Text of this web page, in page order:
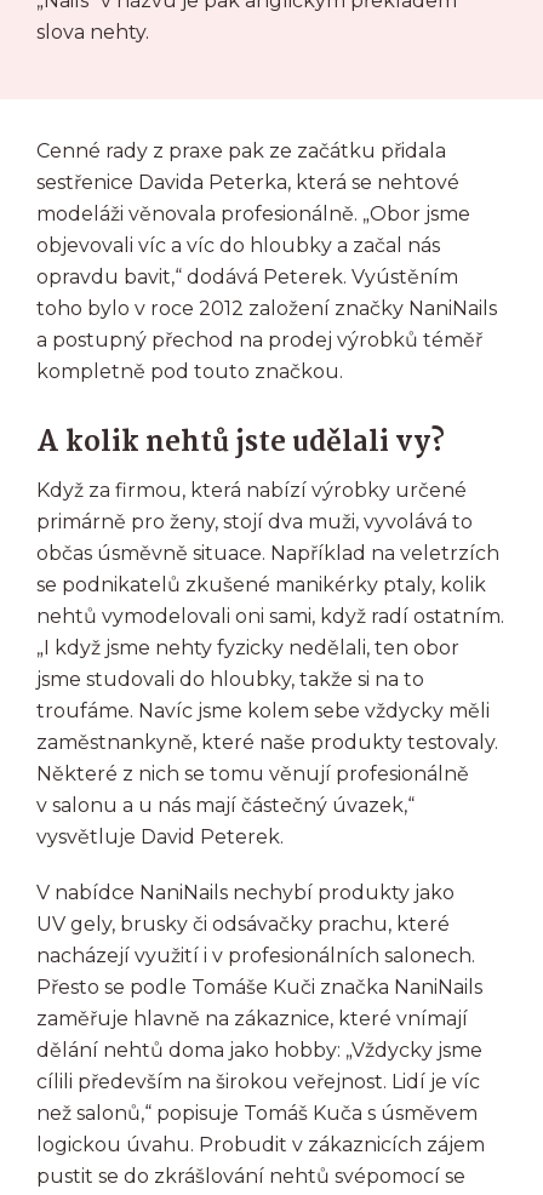
slova nehty.
Cenné rady z praxe pak ze začátku přidala
sestřenice Davida Peterka, která se nehtové
modeláži věnovala profesionálně. „Obor jsme
objevovali víc a víc do hloubky a začal nás
opravdu bavit,“ dodává Peterek. Vyústěním
toho bylo v roce 2012 založení značky NaniNails
a postupný přechod na prodej výrobků téměř
kompletně pod touto značkou.
A kolik nehtů jste udělali vy?
Když za firmou, která nabízí výrobky určené
primárně pro ženy, stojí dva muži, vyvolává to
občas úsměvně situace. Například na veletrzích
se podnikatelů zkušené manikérky ptaly, kolik
nehtů vymodelovali oni sami, když radí ostatním.
„I když jsme nehty fyzicky nedělali, ten obor
jsme studovali do hloubky, takže si na to
troufáme. Navíc jsme kolem sebe vždycky měli
zaměstnankyně, které naše produkty testovaly.
Některé z nich se tomu věnují profesionálně
v salonu a u nás mají částečný úvazek,“
vysvětluje David Peterek.
V nabídce NaniNails nechybí produkty jako
UV gely, brusky či odsávačky prachu, které
nacházejí využití i v profesionálních salonech.
Přesto se podle Tomáše Kuči značka NaniNails
zaměřuje hlavně na zákaznice, které vnímají
dělání nehtů doma jako hobby: „Vždycky jsme
cílili především na širokou veřejnost. Lidí je víc
než salonů,“ popisuje Tomáš Kuča s úsměvem
logickou úvahu. Probudit v zákaznicích zájem
pustit se do zkrášlování nehtů svépomocí se